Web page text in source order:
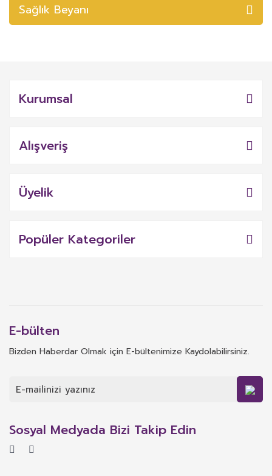
Sağlık Beyanı
Kurumsal
Alışveriş
Üyelik
Popüler Kategoriler
E-bülten
Bizden Haberdar Olmak için E-bültenimize Kaydolabilirsiniz.
Sosyal Medyada Bizi Takip Edin